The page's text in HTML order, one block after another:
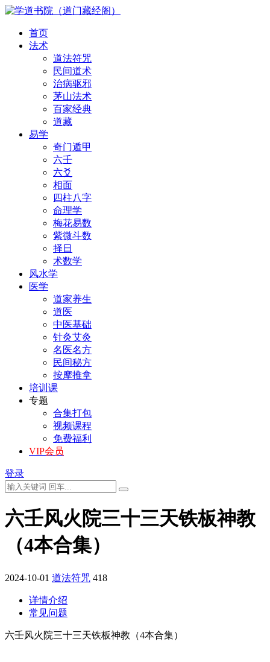
首页
法术
道法符咒
民间道术
治病驱邪
茅山法术
百家经典
道藏
易学
奇门遁甲
六壬
六爻
相面
四柱八字
命理学
梅花易数
紫微斗数
择日
术数学
风水学
医学
道家养生
道医
中医基础
针灸艾灸
名医名方
民间秘方
按摩推拿
培训课
专题
合集打包
视频课程
免费福利
VIP会员
登录
六壬风火院三十三天铁板神教
（4本合集）
2024-10-01 道法符咒 418
详情介绍
常见问题
六壬风火院三十三天铁板神教（4本合集）